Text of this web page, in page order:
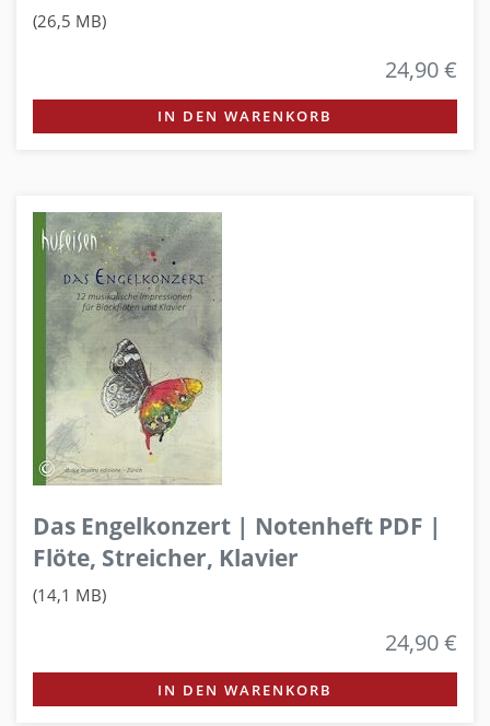
(26,5 MB)
24,90 €
IN DEN WARENKORB
Das Engelkonzert | Notenheft PDF |
Flöte, Streicher, Klavier
(14,1 MB)
24,90 €
IN DEN WARENKORB